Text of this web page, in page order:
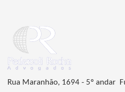
Rua Maranhão, 1694 - 5º andar